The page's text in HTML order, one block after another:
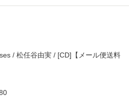
/ 松任谷由実 / [CD]【メール便送料